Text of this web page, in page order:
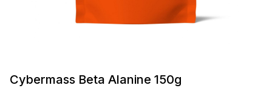
Cybermass Beta Alanine 150g